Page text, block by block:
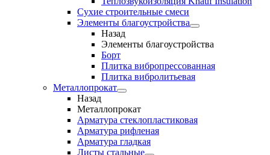
Сухие строительные смеси
Элементы благоустройства
Назад
Элементы благоустройства
Борт
Плитка вибропрессованная
Плитка вибролитьевая
Металлопрокат
Назад
Металлопрокат
Арматура стеклопластиковая
Арматура рифленая
Арматура гладкая
Листы стальные